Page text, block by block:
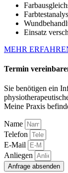
Einsatz
MEHR
Termin
Sie benötigen ein
Meine Praxis
Name
Telefon
E-Mail
Anliegen
Anfrage absenden